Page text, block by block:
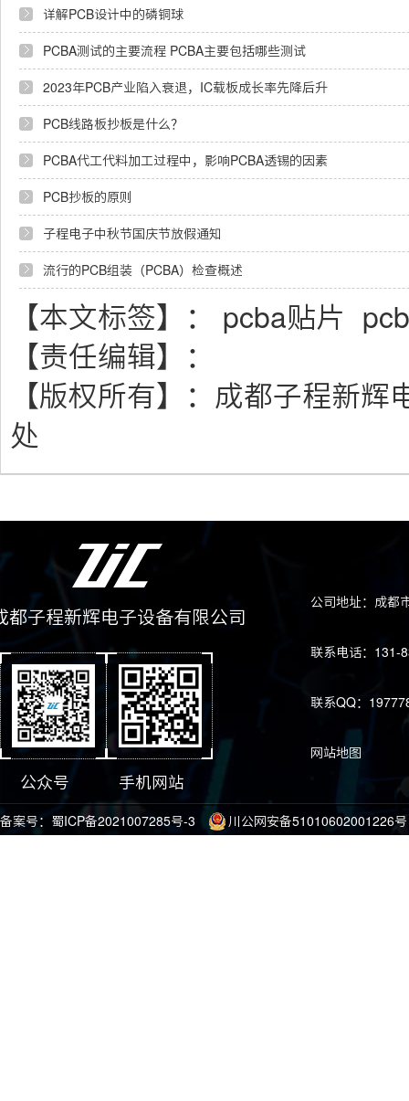
详解PCB设计中的磷铜球
PCBA测试的主要流程 PCBA主要包括哪些测试
2023年PCB产业陷入衰退，IC载板成长率先降后升
PCB线路板抄板是什么？
PCBA代工代料加工过程中，影响PCBA透锡的因素
PCB抄板的原则
子程电子中秋节国庆节放假通知
流行的PCB组装（PCBA）检查概述
【本文标签】： pcba贴片
【责任编辑】：
【版权所有】： 成都子程新辉
处
都子程新辉电子设备有限公司
公众号 手机网站
公司地址：成都
联系电话：131-
联系QQ：
网站地图
备案号： 蜀ICP备2021007285号-3 川公网安备51010602001226号